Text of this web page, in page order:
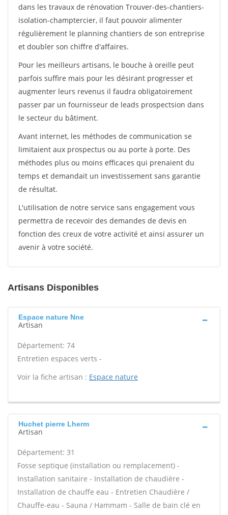
dans les travaux de rénovation Trouver-des-chantiers-
isolation-champtercier, il faut pouvoir alimenter
régulièrement le planning chantiers de son entreprise
et doubler son chiffre d'affaires.
Pour les meilleurs artisans, le bouche à oreille peut
parfois suffire mais pour les désirant progresser et
augmenter leurs revenus il faudra obligatoirement
passer par un fournisseur de leads prospectsion dans
le secteur du bâtiment.
Avant internet, les méthodes de communication se
limitaient aux prospectus ou au porte à porte. Des
méthodes plus ou moins efficaces qui prenaient du
temps et demandait un investissement sans garantie
de résultat.
L'utilisation de notre service sans engagement vous
permettra de recevoir des demandes de devis en
fonction des creux de votre activité et ainsi assurer un
avenir à votre société.
Artisans Disponibles
Espace nature Nne
Artisan
Département: 74
Entretien espaces verts -
Voir la fiche artisan : Espace nature
Huchet pierre Lherm
Artisan
Département: 31
Fosse septique (installation ou remplacement) -
Installation sanitaire - Installation de chaudière -
Installation de chauffe eau - Entretien Chaudière /
Chauffe-eau - Sauna / Hammam - Salle de bain clé en